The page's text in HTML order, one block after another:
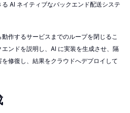
AI ネイティブなバックエンド配送システ
作するサービスまでのループを閉じるこ
ンドを説明し、AI に実装を生成させ、隔
修復し、結果をクラウドへデプロイして